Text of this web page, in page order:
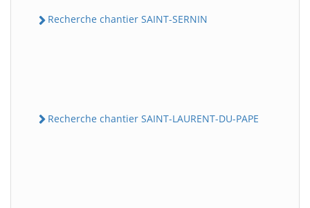
Recherche chantier SAINT-SERNIN
Recherche chantier SAINT-LAURENT-DU-PAPE